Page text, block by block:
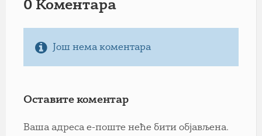
0 Коментарa
Још нема коментара
Оставите коментар
Ваша адреса е-поште неће бити објављена.